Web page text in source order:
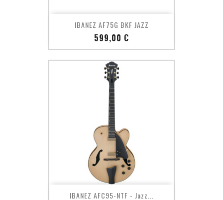
IBANEZ AF75G BKF JAZZ
Prix
599,00 €
IBANEZ AFC95-NTF - Jazz...